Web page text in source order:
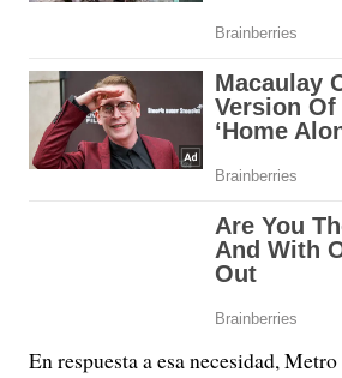
En respuesta a esa necesidad,